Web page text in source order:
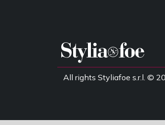
All rights Styliafoe s.r.l. ©